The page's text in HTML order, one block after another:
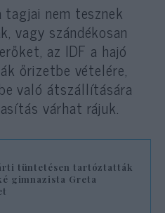
nem tesznek
vagy szándékosan
az IDF a hajó
őrizetbe vételére,
való átszállítására
várhat rájuk.
tüntetésen tartóztatták
gimnazista Greta